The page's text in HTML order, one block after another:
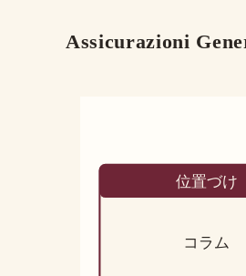
Assicurazioni
位置づけ
コラム